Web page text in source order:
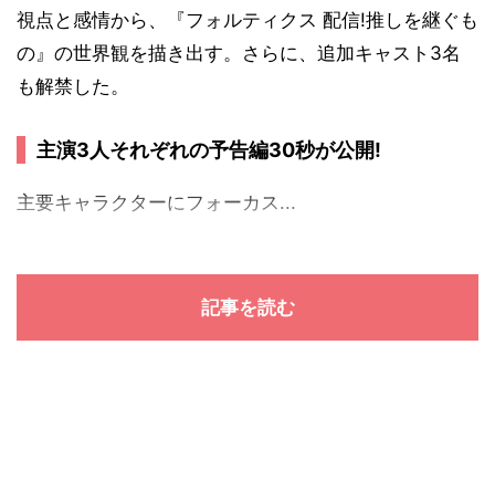
視点と感情から、『フォルティクス 配信!推しを継ぐも
の』の世界観を描き出す。さらに、追加キャスト3名
も解禁した。
主演3人それぞれの予告編30秒が公開!
主要キャラクターにフォーカス...
記事を読む